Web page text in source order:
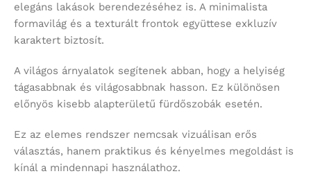
elegáns lakások berendezéséhez is. A minimalista
formavilág és a texturált frontok együttese exkluzív
karaktert biztosít.
A világos árnyalatok segítenek abban, hogy a helyiség
tágasabbnak és világosabbnak hasson. Ez különösen
előnyös kisebb alapterületű fürdőszobák esetén.
Ez az elemes rendszer nemcsak vizuálisan erős
választás, hanem praktikus és kényelmes megoldást is
kínál a mindennapi használathoz.